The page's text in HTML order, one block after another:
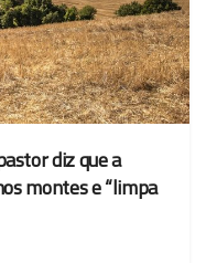
diz que a
montes e “limpa